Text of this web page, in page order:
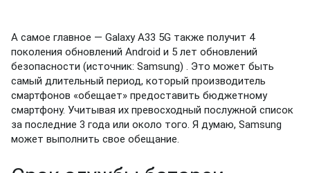
А самое главное — Galaxy A33 5G также получит 4
поколения обновлений Android и 5 лет обновлений
безопасности (источник: Samsung) . Это может быть
самый длительный период, который производитель
смартфонов «обещает» предоставить бюджетному
смартфону. Учитывая их превосходный послужной список
за последние 3 года или около того. Я думаю, Samsung
может выполнить свое обещание.